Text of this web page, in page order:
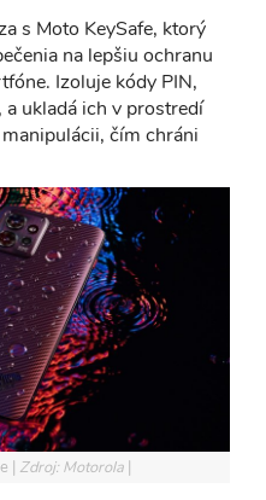
s Moto KeySafe, ktorý
na lepšiu ochranu
Izoluje kódy PIN,
ukladá ich v prostredí
čím chráni
Zdroj: Motorola